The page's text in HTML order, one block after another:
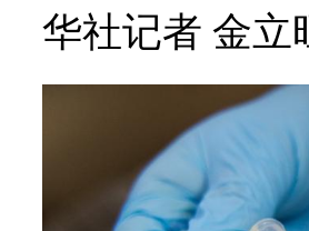
华社记者 金立